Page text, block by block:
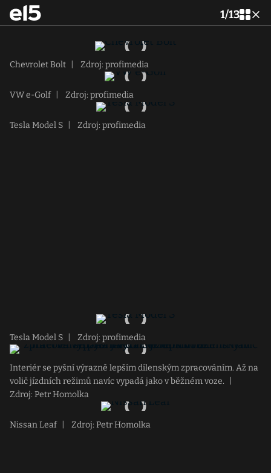
1/13
Chevrolet Bolt Zdroj: profimedia
VW e-Golf Zdroj: profimedia
Tesla Model S Zdroj: profimedia
Tesla Model S Zdroj: profimedia
Interiér se pyšní výrazně lepším dílenským zpracováním. Až na
volič jízdních režimů navíc vypadá jako v běžném voze.
Zdroj: Petr Homolka
Nissan Leaf Zdroj: Petr Homolka